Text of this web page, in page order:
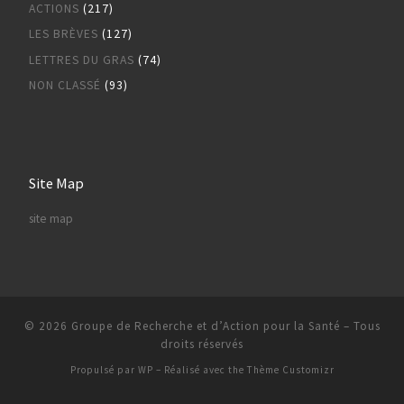
ACTIONS (217)
LES BRÈVES (127)
LETTRES DU GRAS (74)
NON CLASSÉ (93)
Site Map
site map
© 2026 Groupe de Recherche et d’Action pour la Santé – Tous
droits réservés
Propulsé par WP – Réalisé avec the Thème Customizr